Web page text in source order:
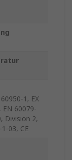
1, EX
EN 60079-
Division 2,
03, CE